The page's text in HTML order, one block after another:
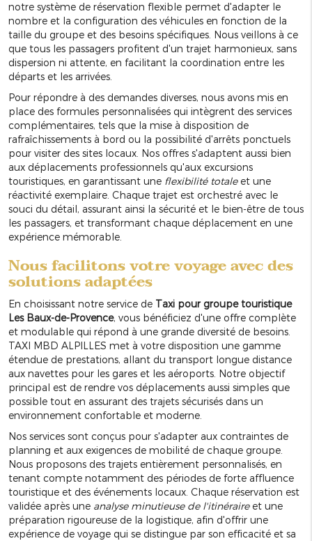
notre système de réservation flexible permet d'adapter le
nombre et la configuration des véhicules en fonction de la
taille du groupe et des besoins spécifiques. Nous veillons à ce
que tous les passagers profitent d'un trajet harmonieux, sans
dispersion ni attente, en facilitant la coordination entre les
départs et les arrivées.
Pour répondre à des demandes diverses, nous avons mis en
place des formules personnalisées qui intègrent des services
complémentaires, tels que la mise à disposition de
rafraîchissements à bord ou la possibilité d'arrêts ponctuels
pour visiter des sites locaux. Nos offres s'adaptent aussi bien
aux déplacements professionnels qu'aux excursions
touristiques, en garantissant une flexibilité totaleet une
réactivité exemplaire. Chaque trajet est orchestré avec le
souci du détail, assurant ainsi la sécurité et le bien-être de tous
les passagers, et transformant chaque déplacement en une
expérience mémorable.
Nous facilitons votre voyage avec des
solutions adaptées
En choisissant notre service de Taxi pour groupe touristique
Les Baux-de-Provence, vous bénéficiez d'une offre complète
et modulable qui répond à une grande diversité de besoins.
TAXI MBD ALPILLES met à votre disposition une gamme
étendue de prestations, allant du transport longue distance
aux navettes pour les gares et les aéroports. Notre objectif
principal est de rendre vos déplacements aussi simples que
possible tout en assurant des trajets sécurisés dans un
environnement confortable et moderne.
Nos services sont conçus pour s'adapter aux contraintes de
planning et aux exigences de mobilité de chaque groupe.
Nous proposons des trajets entièrement personnalisés, en
tenant compte notamment des périodes de forte affluence
touristique et des événements locaux. Chaque réservation est
validée après une analyse minutieuse de l'itinéraireet une
préparation rigoureuse de la logistique, afin d'offrir une
expérience de voyage qui se distingue par son efficacité et sa